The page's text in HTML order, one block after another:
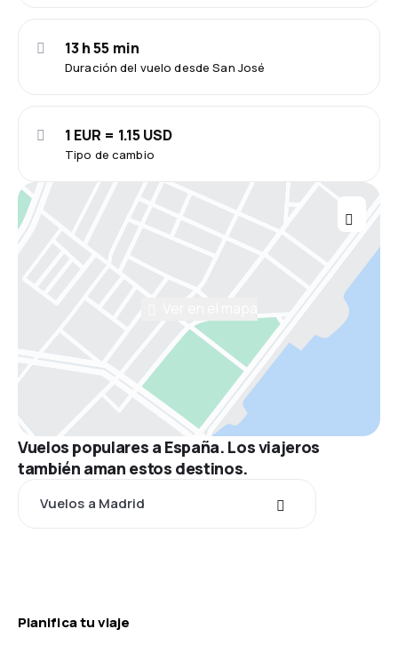
Duración del vuelo desde San José
13 h 55 min
Tipo de cambio
1 EUR = 1.15 USD
Vuelos populares a España. Los viajeros
también aman estos destinos.
Vuelos a Madrid
Planifica tu viaje